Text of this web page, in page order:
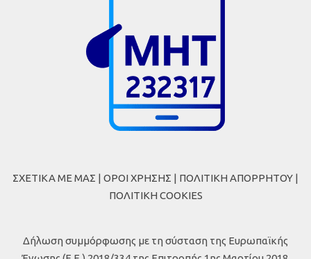
ΣΧΕΤΙΚΑ ΜΕ ΜΑΣ | ΟΡΟΙ ΧΡΗΣΗΣ | ΠΟΛΙΤΙΚΗ ΑΠΟΡΡΗΤΟΥ |
ΠΟΛΙΤΙΚΗ COOKIES
Δήλωση συμμόρφωσης με τη σύσταση της Ευρωπαϊκής